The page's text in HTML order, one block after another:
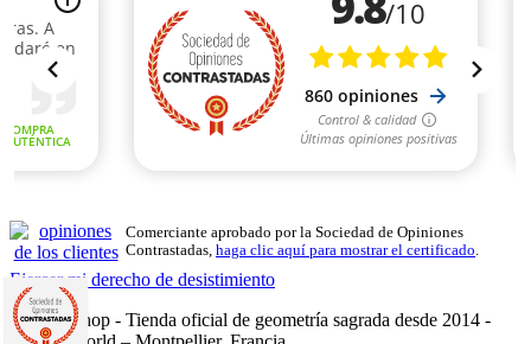
Comerciante aprobado por la Sociedad de Opiniones
Contrastadas, haga clic aquí para mostrar el certificado.
Ejercer mi derecho de desistimiento
Mandalashop - Tienda oficial de geometría sagrada desde 2014 -